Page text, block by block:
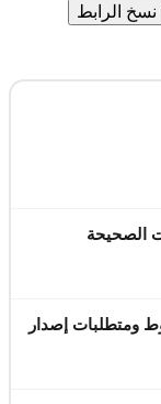
نسخ الرابط
1448 بالخطوات الصحيحة
ومتطلبات إصدار